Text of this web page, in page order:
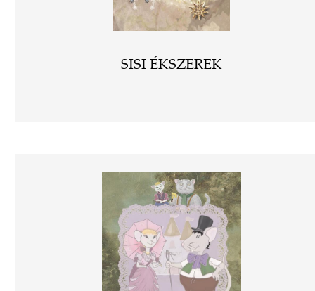
SISI ÉKSZEREK